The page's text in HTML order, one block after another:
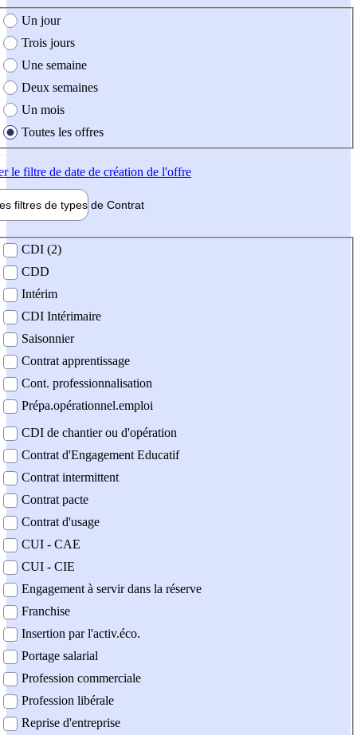
création de l'offre
Un jour
Trois jours
Une semaine
Deux semaines
Un mois
Toutes les offres
le filtre de date de création de l'offre
filtres de types de Contrat
contrat
CDI (2)
CDD
Intérim
CDI Intérimaire
Saisonnier
Contrat apprentissage
Cont. professionnalisation
Prépa.opérationnel.emploi
CDI de chantier ou d'opération
Contrat d'Engagement Educatif
Contrat intermittent
Contrat pacte
Contrat d'usage
CUI - CAE
CUI - CIE
Engagement à servir dans la réserve
Franchise
Insertion par l'activ.éco.
Portage salarial
Profession commerciale
Profession libérale
Reprise d'entreprise